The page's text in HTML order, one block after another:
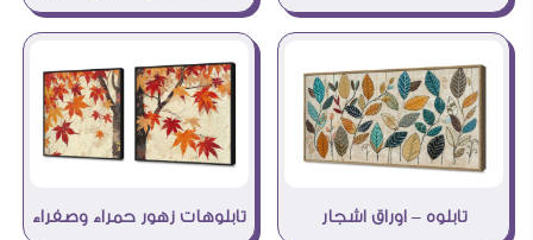
تابلوه – اوراق اشجار تابلوهات زهور حمراء وصفراء